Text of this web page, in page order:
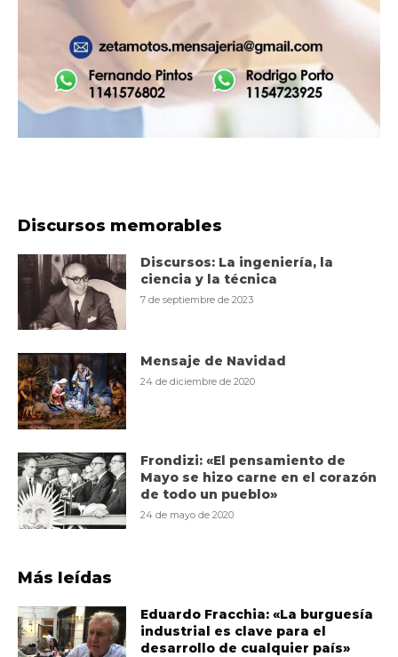
Discursos memorables
Discursos: La ingeniería, la
ciencia y la técnica
7 de septiembre de 2023
Mensaje de Navidad
24 de diciembre de 2020
Frondizi: «El pensamiento de
Mayo se hizo carne en el corazón
de todo un pueblo»
24 de mayo de 2020
Más leídas
Eduardo Fracchia: «La burguesía
industrial es clave para el
desarrollo de cualquier país»